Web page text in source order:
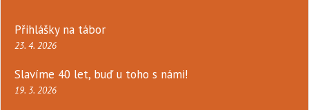
Přihlášky na tábor
23. 4. 2026
Slavíme 40 let, buď u toho s námi!
19. 3. 2026